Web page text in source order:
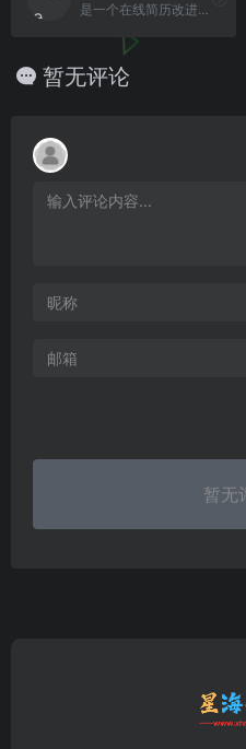
是一个在线简历改进工具
暂无评论
暂无